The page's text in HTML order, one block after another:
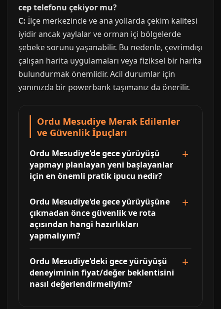
cep telefonu çekiyor mu?
C: İlçe merkezinde ve ana yollarda çekim kalitesi
iyidir ancak yaylalar ve orman içi bölgelerde
şebeke sorunu yaşanabilir. Bu nedenle, çevrimdışı
çalışan harita uygulamaları veya fiziksel bir harita
bulundurmak önemlidir. Acil durumlar için
yanınızda bir powerbank taşımanız da önerilir.
Ordu Mesudiye Merak Edilenler
ve Güvenlik İpuçları
Ordu Mesudiye'de gece yürüyüşü
yapmayı planlayan yeni başlayanlar
için en önemli pratik ipucu nedir?
Ordu Mesudiye'de gece yürüyüşüne
çıkmadan önce güvenlik ve rota
açısından hangi hazırlıkları
yapmalıyım?
Ordu Mesudiye'deki gece yürüyüşü
deneyiminin fiyat/değer beklentisini
nasıl değerlendirmeliyim?